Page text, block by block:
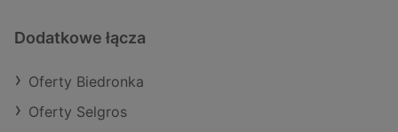
Dodatkowe łącza
Oferty Biedronka
Oferty Selgros